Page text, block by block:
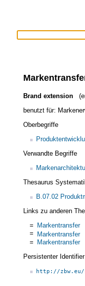
Brand extension
benutzt für:
Oberbegriffe
Verwandte Begriffe
Thesaurus
B.07.02
Links zu anderen
= Markentransfer
= Markentransfer
= Markentransfer
Persistenter
http://zbw.eu/